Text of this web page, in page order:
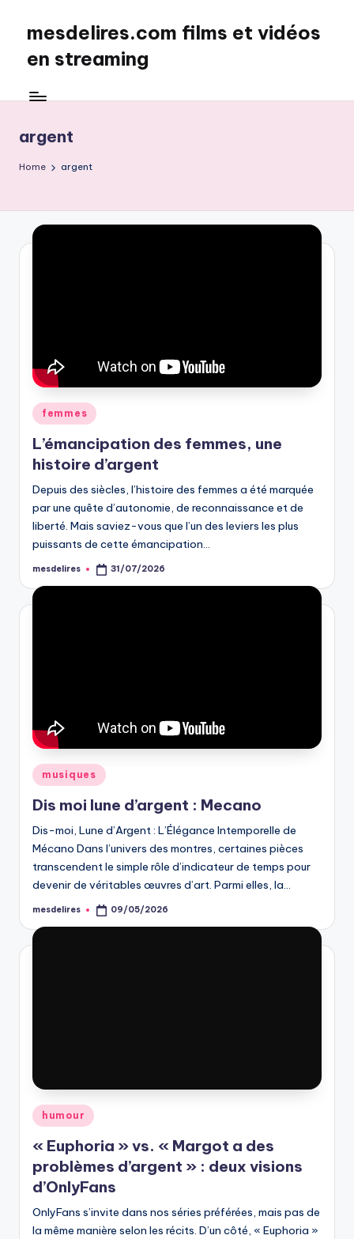
content
mesdelires.com films et vidéos
en streaming
:
et
complet
français
argent
Home argent
Posted
in
femmes
L’émancipation des femmes, une
histoire d’argent
Depuis des siècles, l’histoire des femmes a été marquée
par une quête d’autonomie, de reconnaissance et de
liberté. Mais saviez-vous que l’un des leviers les plus
puissants de cette émancipation…
Posted
mesdelires 31/07/2026
Posted
in
musiques
Dis moi lune d’argent : Mecano
Dis-moi, Lune d’Argent : L’Élégance Intemporelle de
Mécano Dans l’univers des montres, certaines pièces
transcendent le simple rôle d’indicateur de temps pour
devenir de véritables œuvres d’art. Parmi elles, la…
Posted
mesdelires 09/05/2026
Posted
in
humour
« Euphoria » vs. « Margot a des
problèmes d’argent » : deux visions
d’OnlyFans
OnlyFans s’invite dans nos séries préférées, mais pas de
la même manière selon les récits. D’un côté, « Euphoria »